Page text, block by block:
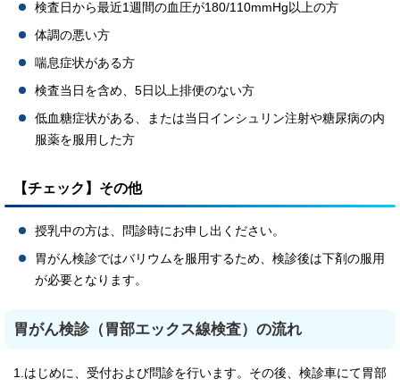
検査日から最近1週間の血圧が180/110mmHg以上の方
体調の悪い方
喘息症状がある方
検査当日を含め、5日以上排便のない方
低血糖症状がある、または当日インシュリン注射や糖尿病の内
服薬を服用した方
【チェック】その他
授乳中の方は、問診時にお申し出ください。
胃がん検診ではバリウムを服用するため、検診後は下剤の服用
が必要となります。
胃がん検診（胃部エックス線検査）の流れ
1.はじめに、受付および問診を行います。その後、検診車にて胃部